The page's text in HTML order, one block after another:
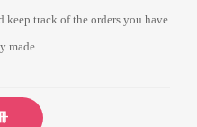
keep track of the orders you have
made.